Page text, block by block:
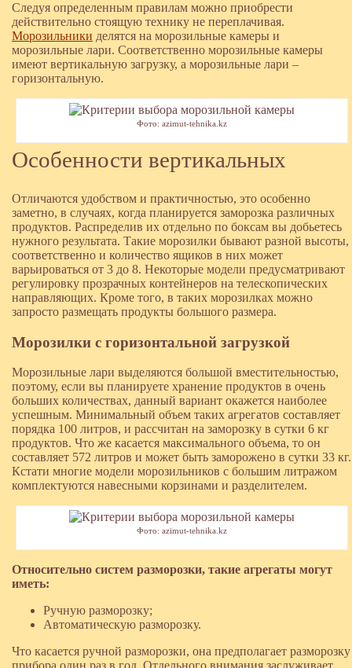
Следуя определенным правилам можно приобрести
действительно стоящую технику не переплачивая.
Морозильники делятся на морозильные камеры и
морозильные лари. Соответственно морозильные камеры
имеют вертикальную загрузку, а морозильные лари –
горизонтальную.
Фото: azimut-tehnika.kz
Особенности вертикальных
Отличаются удобством и практичностью, это особенно
заметно, в случаях, когда планируется заморозка различных
продуктов. Распределив их отдельно по боксам вы добьетесь
нужного результата. Такие морозилки бывают разной высоты,
соответственно и количество ящиков в них может
варьироваться от 3 до 8. Некоторые модели предусматривают
регулировку прозрачных контейнеров на телескопических
направляющих. Кроме того, в таких морозилках можно
запросто размещать продукты большого размера.
Морозилки с горизонтальной загрузкой
Морозильные лари выделяются большой вместительностью,
поэтому, если вы планируете хранение продуктов в очень
больших количествах, данный вариант окажется наиболее
успешным. Минимальный объем таких агрегатов составляет
порядка 100 литров, и рассчитан на заморозку в сутки 6 кг
продуктов. Что же касается максимального объема, то он
составляет 572 литров и может быть заморожено в сутки 33 кг.
Кстати многие модели морозильников с большим литражом
комплектуются навесными корзинами и разделителем.
Фото: azimut-tehnika.kz
Относительно систем разморозки, такие агрегаты могут
иметь:
Ручную разморозку;
Автоматическую разморозку.
Что касается ручной разморозки, она предполагает разморозку